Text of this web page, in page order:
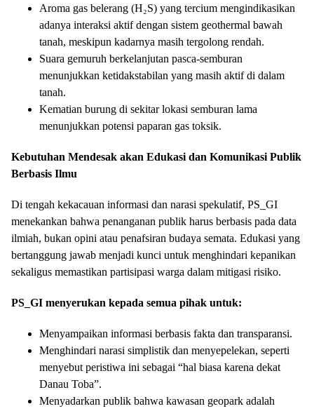
Aroma gas belerang (H₂S) yang tercium mengindikasikan
adanya interaksi aktif dengan sistem geothermal bawah
tanah, meskipun kadarnya masih tergolong rendah.
Suara gemuruh berkelanjutan pasca-semburan
menunjukkan ketidakstabilan yang masih aktif di dalam
tanah.
Kematian burung di sekitar lokasi semburan lama
menunjukkan potensi paparan gas toksik.
Kebutuhan Mendesak akan Edukasi dan Komunikasi Publik
Berbasis Ilmu
Di tengah kekacauan informasi dan narasi spekulatif, PS_GI
menekankan bahwa penanganan publik harus berbasis pada data
ilmiah, bukan opini atau penafsiran budaya semata. Edukasi yang
bertanggung jawab menjadi kunci untuk menghindari kepanikan
sekaligus memastikan partisipasi warga dalam mitigasi risiko.
PS_GI menyerukan kepada semua pihak untuk:
Menyampaikan informasi berbasis fakta dan transparansi.
Menghindari narasi simplistik dan menyepelekan, seperti
menyebut peristiwa ini sebagai “hal biasa karena dekat
Danau Toba”.
Menyadarkan publik bahwa kawasan geopark adalah